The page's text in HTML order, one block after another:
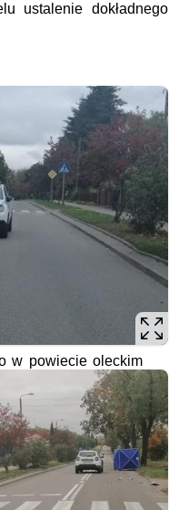
ustalenie dokładnego
w powiecie oleckim